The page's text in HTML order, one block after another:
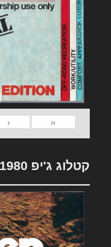
«
‹
קטלוג ג'יפ 1980